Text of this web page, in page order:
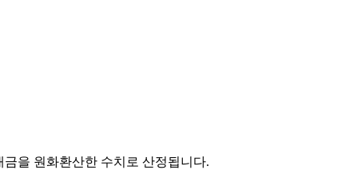
을 원화환산한 수치로 산정됩니다.